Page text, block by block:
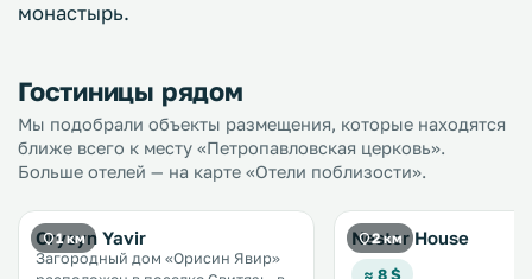
монастырь.
Гостиницы рядом
Мы подобрали объекты размещения, которые находятся
ближе всего к месту «Петропавловская церковь».
Больше отелей — на карте «Отели поблизости».
1 км
Orysyn Yavir
Загородный дом «Орисин Явир»
2 км
Nester House
≈ 8 $